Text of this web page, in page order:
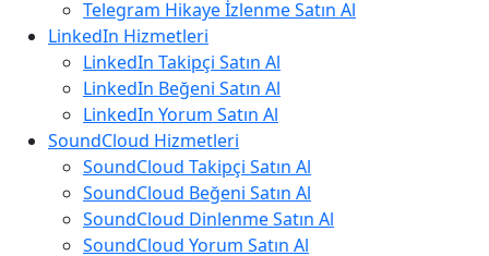
Telegram Hikaye İzlenme Satın Al
LinkedIn Hizmetleri
LinkedIn Takipçi Satın Al
LinkedIn Beğeni Satın Al
LinkedIn Yorum Satın Al
SoundCloud Hizmetleri
SoundCloud Takipçi Satın Al
SoundCloud Beğeni Satın Al
SoundCloud Dinlenme Satın Al
SoundCloud Yorum Satın Al